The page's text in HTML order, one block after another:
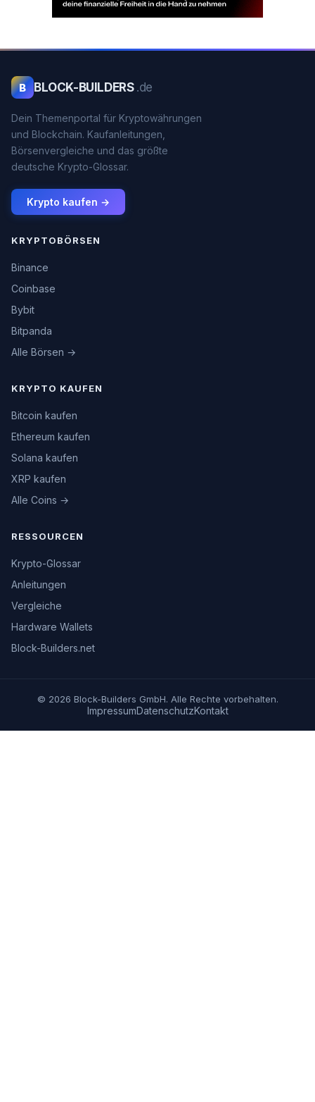
B BLOCK-BUILDERS .de
Dein Themenportal für Kryptowährungen
und Blockchain. Kaufanleitungen,
Börsenvergleiche und das größte
deutsche Krypto-Glossar.
Krypto kaufen →
KRYPTOBÖRSEN
Binance
Coinbase
Bybit
Bitpanda
Alle Börsen →
KRYPTO KAUFEN
Bitcoin kaufen
Ethereum kaufen
Solana kaufen
XRP kaufen
Alle Coins →
RESSOURCEN
Krypto-Glossar
Anleitungen
Vergleiche
Hardware Wallets
Block-Builders.net
© 2026 Block-Builders GmbH. Alle Rechte vorbehalten.
ImpressumDatenschutzKontakt